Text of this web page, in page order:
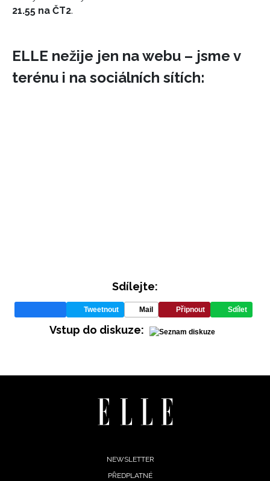
21.55 na ČT2.
ELLE nežije jen na webu – jsme v
terénu i na sociálních sítích:
Sdílejte:
Tweetnout Mail Připnout Sdílet
Vstup do diskuze:
NEWSLETTER
PŘEDPLATNÉ